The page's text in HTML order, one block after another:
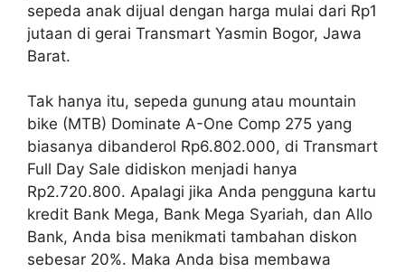
sepeda anak dijual dengan harga mulai dari Rp1
jutaan di gerai Transmart Yasmin Bogor, Jawa
Barat.
Tak hanya itu, sepeda gunung atau mountain
bike (MTB) Dominate A-One Comp 275 yang
biasanya dibanderol Rp6.802.000, di Transmart
Full Day Sale didiskon menjadi hanya
Rp2.720.800. Apalagi jika Anda pengguna kartu
kredit Bank Mega, Bank Mega Syariah, dan Allo
Bank, Anda bisa menikmati tambahan diskon
sebesar 20%. Maka Anda bisa membawa